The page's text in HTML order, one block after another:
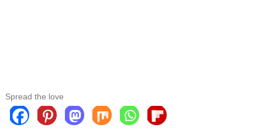
Spread the love